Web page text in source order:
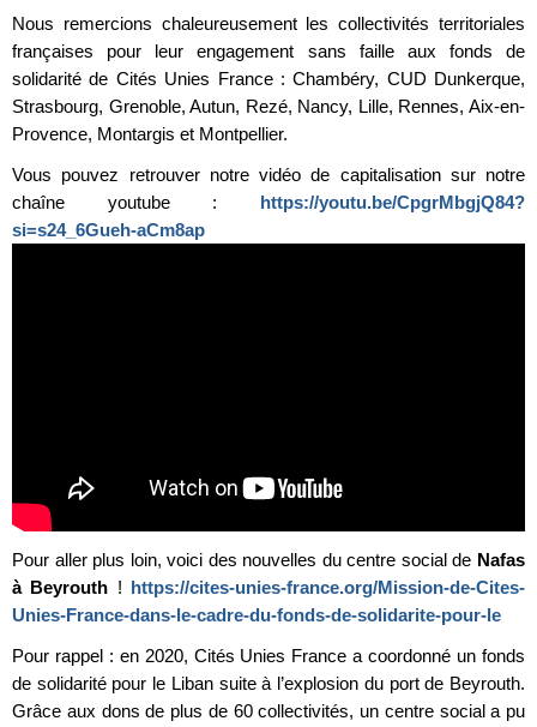
Nous remercions chaleureusement les collectivités territoriales
françaises pour leur engagement sans faille aux fonds de
solidarité de Cités Unies France : Chambéry, CUD Dunkerque,
Strasbourg, Grenoble, Autun, Rezé, Nancy, Lille, Rennes, Aix-en-
Provence, Montargis et Montpellier.
Vous pouvez retrouver notre vidéo de capitalisation sur notre
chaîne youtube :
https://youtu.be/CpgrMbgjQ84?
si=s24_6Gueh-aCm8ap
Pour aller plus loin, voici des nouvelles du centre social de Nafas
à Beyrouth ! https://cites-unies-france.org/Mission-de-Cites-
Unies-France-dans-le-cadre-du-fonds-de-solidarite-pour-le
Pour rappel : en 2020, Cités Unies France a coordonné un fonds
de solidarité pour le Liban suite à l’explosion du port de Beyrouth.
Grâce aux dons de plus de 60 collectivités, un centre social a pu